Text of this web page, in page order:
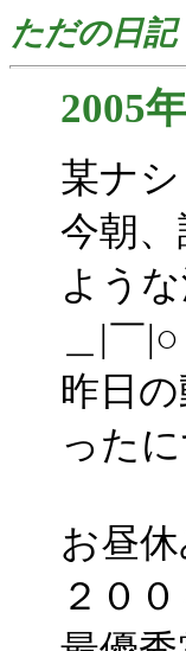
ただの日記
2005
某ナ
今朝
よう
＿|￣|○
昨日
った
お昼
２０